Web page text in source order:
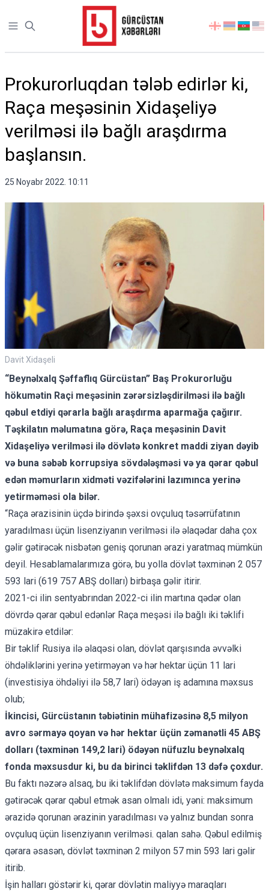
Open sidebar
აირჩიეთ
Prokurorluqdan tələb edirlər ki,
Raça meşəsinin Xidaşeliyə
verilməsi ilə bağlı araşdırma
başlansın.
25 Noyabr 2022. 10:11
Davit Xidaşeli
“Beynəlxalq Şəffaflıq Gürcüstan” Baş Prokurorluğu
hökumətin Raçi meşəsinin zərərsizləşdirilməsi ilə bağlı
qəbul etdiyi qərarla bağlı araşdırma aparmağa çağırır.
Təşkilatın məlumatına görə, Raça meşəsinin Davit
Xidaşeliyə verilməsi ilə dövlətə konkret maddi ziyan dəyib
və buna səbəb korrupsiya sövdələşməsi və ya qərar qəbul
edən məmurların xidməti vəzifələrini lazımınca yerinə
yetirməməsi ola bilər.
“Raça ərazisinin üçdə birində şəxsi ovçuluq təsərrüfatının
yaradılması üçün lisenziyanın verilməsi ilə əlaqədar daha çox
gəlir gətirəcək nisbətən geniş qorunan ərazi yaratmaq mümkün
deyil. Hesablamalarımıza görə, bu yolla dövlət təxminən 2 057
593 lari (619 757 ABŞ dolları) birbaşa gəlir itirir.
2021-ci ilin sentyabrından 2022-ci ilin martına qədər olan
dövrdə qərar qəbul edənlər Raça meşəsi ilə bağlı iki təklifi
müzakirə etdilər:
Bir təklif Rusiya ilə əlaqəsi olan, dövlət qarşısında əvvəlki
öhdəliklərini yerinə yetirməyən və hər hektar üçün 11 lari
(investisiya öhdəliyi ilə 58,7 lari) ödəyən iş adamına məxsus
olub;
İkincisi, Gürcüstanın təbiətinin mühafizəsinə 8,5 milyon
avro sərmayə qoyan və hər hektar üçün zəmanətli 45 ABŞ
dolları (təxminən 149,2 lari) ödəyən nüfuzlu beynəlxalq
fonda məxsusdur ki, bu da birinci təklifdən 13 dəfə çoxdur.
Bu faktı nəzərə alsaq, bu iki təklifdən dövlətə maksimum fayda
gətirəcək qərar qəbul etmək asan olmalı idi, yəni: maksimum
ərazidə qorunan ərazinin yaradılması və yalnız bundan sonra
ovçuluq üçün lisenziyanın verilməsi. qalan sahə. Qəbul edilmiş
qərara əsasən, dövlət təxminən 2 milyon 57 min 593 lari gəlir
itirib.
İşin halları göstərir ki, qərar dövlətin maliyyə maraqları